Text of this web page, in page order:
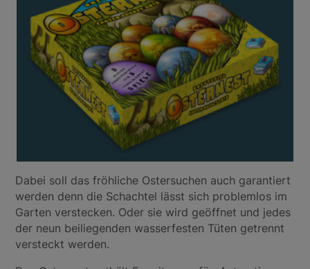
Dabei soll das fröhliche Ostersuchen auch garantiert
werden denn die Schachtel lässt sich problemlos im
Garten verstecken. Oder sie wird geöffnet und jedes
der neun beiliegenden wasserfesten Tüten getrennt
versteckt werden.